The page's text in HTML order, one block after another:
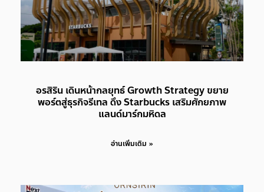
อรสิริน เดินหน้ากลยุทธ์ Growth Strategy ขยาย
พอร์ตสู่ธุรกิจรีเทล ดึง Starbucks เสริมศักยภาพ
แลนด์มาร์กมหิดล
อ่านเพิ่มเติม »